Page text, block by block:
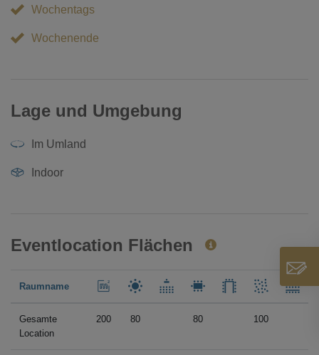
Wochentags
Wochenende
Lage und Umgebung
Im Umland
Indoor
Eventlocation Flächen
Raumname
Gesamte
Location
200 80 80 100